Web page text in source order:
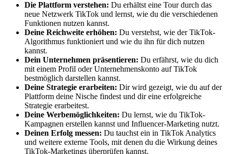
Die Plattform verstehen: Du erhältst eine Tour durch das
neue Netzwerk TikTok und lernst, wie du die verschiedenen
Funktionen nutzen kannst.
Deine Reichweite erhöhen: Du verstehst, wie der TikTok-
Algorithmus funktioniert und wie du ihn für dich nutzen
kannst.
Dein Unternehmen präsentieren: Du erfährst, wie du dich
mit einem Profil oder Unternehmenskonto auf TikTok
bestmöglich darstellen kannst.
Deine Strategie erarbeiten: Dir wird gezeigt, wie du auf der
Plattform deine Nische findest und dir eine erfolgreiche
Strategie erarbeitest.
Deine Werbemöglichkeiten: Du lernst, wie du TikTok-
Kampagnen erstellen kannst und Influencer-Marketing nutzt.
Deinen Erfolg messen: Du tauchst ein in TikTok Analytics
und weitere externe Tools, mit denen du die Wirkung deines
TikTok-Marketings überprüfen kannst.